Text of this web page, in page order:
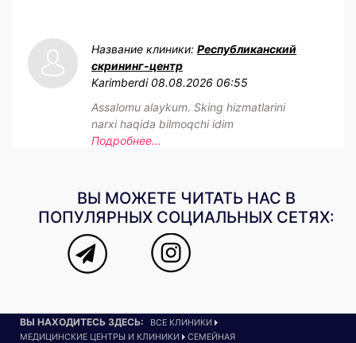
Название клиники: Республиканский
скрининг-центр
Karimberdi 08.08.2026 06:55
Assalomu alaykum. Sking hizmatlarini
narxi haqida bilmoqchi idim
Подробнее...
ВЫ МОЖЕТЕ ЧИТАТЬ НАС В
ПОПУЛЯРНЫХ СОЦИАЛЬНЫХ СЕТЯХ:
ВЫ НАХОДИТЕСЬ ЗДЕСЬ:
ВСЕ КЛИНИКИ
МЕДИЦИНСКИЕ ЦЕНТРЫ И КЛИНИКИ
СЕМЕЙНАЯ